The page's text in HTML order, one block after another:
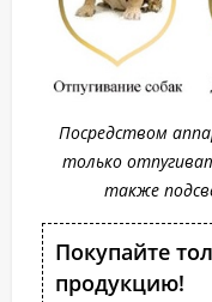
Посредством
только
также
Покупайте
продукцию!